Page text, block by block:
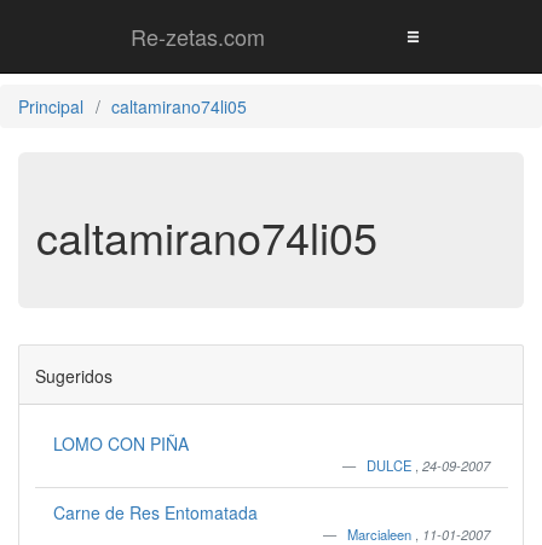
Re-zetas.com
Principal caltamirano74li05
caltamirano74li05
Sugeridos
LOMO CON PIÑA
DULCE 24-09-2007
Carne de Res Entomatada
Marcialeen 11-01-2007